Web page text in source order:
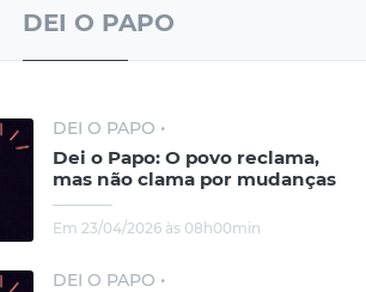
DEI O PAPO
DEI O PAPO •
Dei o Papo: O povo reclama,
mas não clama por mudanças
Em 23/04/2026 às 08h00min
DEI O PAPO •